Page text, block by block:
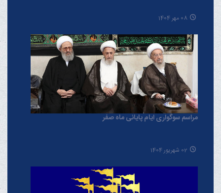
08 مهر 1404
مراسم سوگواری ایام پایانی ماه صفر
02 شهریور 1404